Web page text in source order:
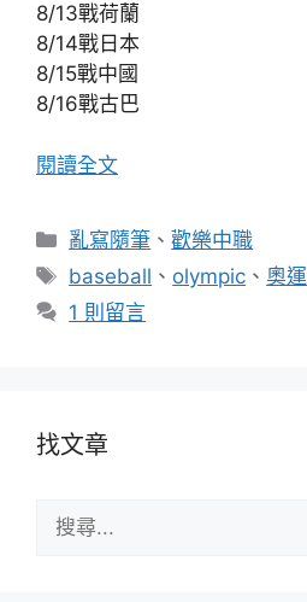
8/13戰荷蘭
8/14戰日本
8/15戰中國
8/16戰古巴
閱讀全文
分
類
亂寫隨筆 、歡樂中職
標
籤
baseball 、 olympic 、奧運
1 則留言
找文章
尋: